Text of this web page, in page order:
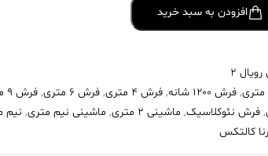
افزودن به سبد خرید
2
, فرش ۱۲۰۰ شانه , فرش 4 متری , فرش 6 متری , فرش 9 متری
, فرش نئوکلاسیک, ماشینی 2 متری , ماشینی نیم متری, نیم
کالتکس